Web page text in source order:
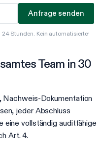
Anfrage senden
Stunden. Kein automatisierter
Team in 30
Nachweis-Dokumentation
jeder Abschluss
eine vollständig auditfähige
Art. 4.